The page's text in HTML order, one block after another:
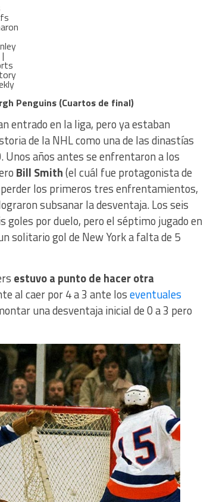
|
Penguins (Cuartos de final)
entrado en la liga, pero ya estaban
de la NHL como una de las dinastías
Unos años antes se enfrentaron a los
Bill Smith(el cuál fue protagonista de
los primeros tres enfrentamientos,
subsanar la desventaja. Los seis
por duelo, pero el séptimo jugado en
solitario gol de New York a falta de 5
estuvo a punto de hacer otra
al caer por 4 a 3 ante loseventuales
una desventaja inicial de 0 a 3 pero